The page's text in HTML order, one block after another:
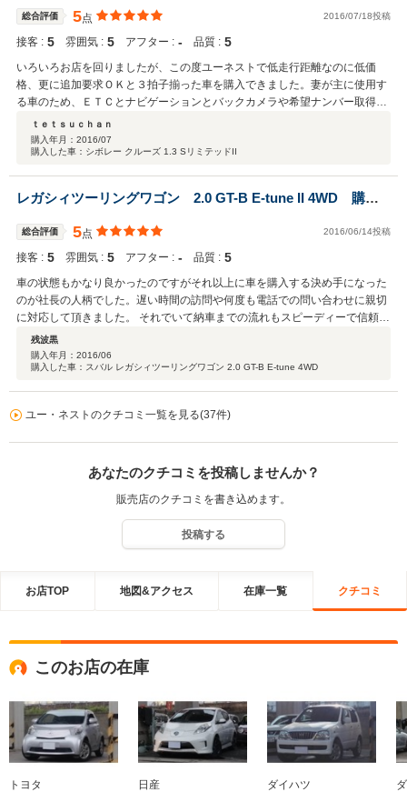
特定の状況でまだ微振動があり、それは2か所目を 車検整備時に修理して
直すと伝えられた。 ⇒ 確かに、この試乗時の微振動は、納車後は無く
なっていました。 ・『ＣＶＴのジャダー』があるんじゃないか、と尋ねたら
個体差があり、この車（個体）にはそれが無い、とのこと。 ・試乗後に過
走行なんでどうやってメンテするか？ について オイル関係はこれこれこ
うしてください、でも、そんなに過敏じゃなくて大丈夫、 と教えていただ
いた。 ・納車時： 先のエンジンマウントの部品（古いやつ）をみせて頂
いた時に、 店長さんの経験上、この部品の劣化は、走行距離や年数ではな
くて、 部品メーカーのロット依存ではないか、などの裏情報も教えて頂い
と大満足な買い物でした！
総合評価 5点 2016/07/18投稿
接客 : 5 雰囲気 : 5 アフター : ‐ 品質 : 5
いろいろお店を回りましたが、この度ユーネストで低走行距離なのに低価
格、更に追加要求ＯＫと３拍子揃った車を購入できました。妻が主に使用す
る車のため、ＥＴＣとナビゲーションとバックカメラや希望ナンバー取得等
をお願いしましたが、快く対応して頂き、全てコミコミで”アユ”万円でした
（大満足です！！）。更に現車の廃車に伴う各種還付金の振込処理まで対応
して頂き助かりました。中古車を買うならユーネスト、お勧めです。
ｔｅｔｓｕｃｈａｎ
購入年月： 2016/07
購入した車：シボレー クルーズ 1.3 SリミテッドII
レガシィツーリングワゴン 2.0 GT-B E-tune II 4WD 購入
総合評価 5点 2016/06/14投稿
接客 : 5 雰囲気 : 5 アフター : ‐ 品質 : 5
車の状態もかなり良かったのですがそれ以上に車を購入する決め手になった
のが社長の人柄でした。遅い時間の訪問や何度も電話での問い合わせに親切
に対応して頂きました。 それでいて納車までの流れもスピーディーで信頼で
きる人、店だと思います。
残波黒
購入年月： 2016/06
購入した車：スバル レガシィツーリングワゴン 2.0 GT-B E-tune 4WD
ユー・ネストのクチコミ一覧を見る(37件)
あなたのクチコミを投稿しませんか？
販売店のクチコミを書き込めます。
投稿する
お店TOP 地図&アクセス 在庫一覧 クチコミ
このお店の在庫
トヨタ 日産 ダイハツ